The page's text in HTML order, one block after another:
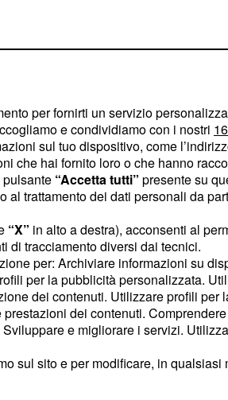
B2
o
non
di
di
per fornirti un servizio
e condividiamo con i nostri
sul tuo dispositivo, come
che hai fornito loro o che hanno
“Accetta tutti” presente su
trattamento dei dati personali da
“X” in alto a destra), acconsenti al
di tracciamento diversi dai tecnici.
per: Archiviare informazioni su
per la pubblicità personalizzata.
dei contenuti. Utilizzare profili per
dei contenuti.
e migliorare i servizi.
sul sito e per modificare, in